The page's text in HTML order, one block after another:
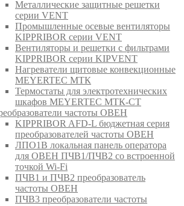
Металлические защитные решетки
серии VENT
Промышленные осевые вентиляторы
KIPPRIBOR серии VENT
Вентиляторы и решетки с фильтрами
KIPPRIBOR серии KIPVENT
Нагреватели щитовые конвекционные
MEYERTEC МТК
Термостаты для электротехнических
шкафов MEYERTEC МТК-СТ
частоты ОВЕН
KIPPRIBOR AFD-L бюджетная серия
преобразователей частоты ОВЕН
ЛПО1В локальная панель оператора
для ОВЕН ПЧВ1/ПЧВ2 со встроенной
точкой Wi-Fi
ПЧВ1 и ПЧВ2 преобразователь
частоты ОВЕН
ПЧВ3 преобразователи частоты